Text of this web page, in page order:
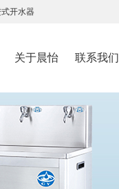
开水器
关于晨怡 联系我们